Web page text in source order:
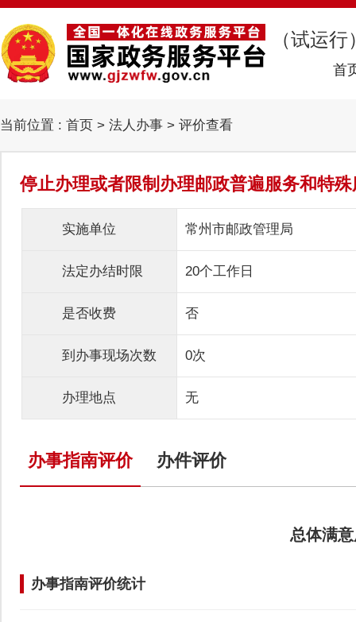
（试运行
首
当前位置 : 首页 > 法人办事 > 评价查看
停止办理或者限制办理邮政普遍服务和特
实施单位 常州市邮政管理局
法定办结时限 20个工作日
是否收费 否
到办事现场次数 0次
办理地点 无